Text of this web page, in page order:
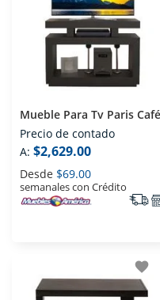
Mueble Para Tv Paris Café
Precio de contado
A: $2,629.00
Desde $69.00
semanales con Crédito
favorite